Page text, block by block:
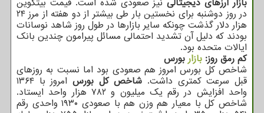
در روز دوشنبه برای نخستین بار طی بیشتر از دو هفته از مرز ۲۴
هزار دلار گذشت چونکه سایر بازارها در طول روز شاهد نوسانات
بودند که دلیل آن تشدید احتمالی مسائل پیرامون چندین بانک
ایالات متحده بود.
کم رمق روز: بازار بورس
شاخص کل بورس امروز هم صعودی بود اما نسبت به روزهای
قبل سرعت کمتری داشت. شاخص کل بورس امروز با ۱۳۶۴
واحد افزایش در رقم یک میلیون و ۷۸۲ هزار واحد ایستاد.
شاخص کل با معیار هم وزن هم با صعودی ۱۹۳۰ واحدی رقم